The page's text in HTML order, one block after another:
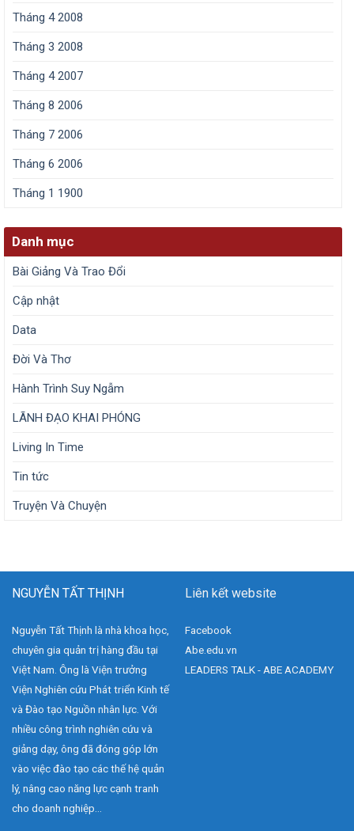
Tháng 4 2008
Tháng 3 2008
Tháng 4 2007
Tháng 8 2006
Tháng 7 2006
Tháng 6 2006
Tháng 1 1900
Danh mục
Bài Giảng Và Trao Đổi
Cập nhật
Data
Đời Và Thơ
Hành Trình Suy Ngẫm
LÃNH ĐẠO KHAI PHÓNG
Living In Time
Tin tức
Truyện Và Chuyện
NGUYỄN TẤT THỊNH
Nguyễn Tất Thịnh là nhà khoa học,
chuyên gia quản trị hàng đầu tại
Việt Nam. Ông là Viện trưởng
Viện Nghiên cứu Phát triển Kinh tế
và Đào tạo Nguồn nhân lực. Với
nhiều công trình nghiên cứu và
giảng dạy, ông đã đóng góp lớn
vào việc đào tạo các thế hệ quản
lý, nâng cao năng lực cạnh tranh
cho doanh nghiệp...
Liên kết website
Facebook
Abe.edu.vn
LEADERS TALK - ABE ACADEMY